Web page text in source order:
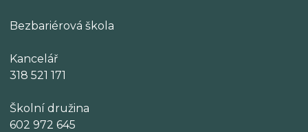
Bezbariérová škola
Kancelář
318 521 171
Školní družina
602 972 645